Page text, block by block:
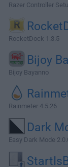
Razer Controller
RocketDock 1.3.5
Bijoy
Bijoy Bayanno
Rainmeter 4.5.26
Dark
Easy Dark Mode